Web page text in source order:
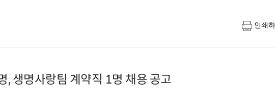
인쇄
생명사랑팀 계약직 1명 채용 공고